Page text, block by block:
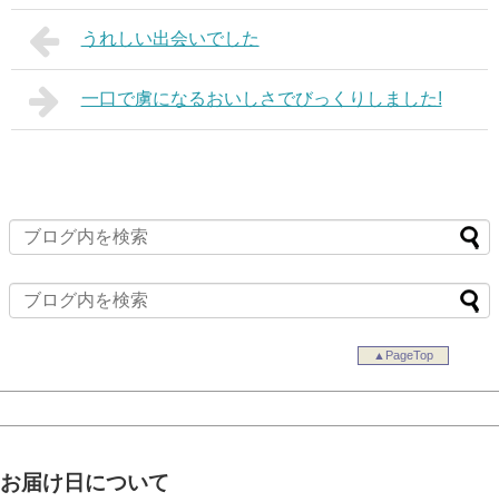
うれしい出会いでした
一口で虜になるおいしさでびっくりしました!
▲PageTop
お届け日について